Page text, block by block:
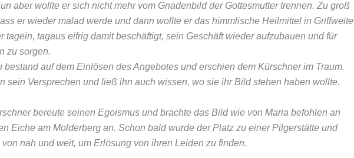
aber wollte er sich nicht mehr vom Gnadenbild der Gottesmutter trennen. Zu groß
er wieder malad werde und dann wollte er das himmlische Heilmittel in Griffweite
tagein, tagaus eifrig damit beschäftigt, sein Geschäft wieder aufzubauen und für
zu sorgen.
bestand auf dem Einlösen des Angebotes und erschien dem Kürschner im Traum.
sein Versprechen und ließ ihn auch wissen, wo sie ihr Bild stehen haben wollte.
bereute seinen Egoismus und brachte das Bild wie von Maria befohlen an
Eiche am Molderberg an. Schon bald wurde der Platz zu einer Pilgerstätte und
nah und weit, um Erlösung von ihren Leiden zu finden.